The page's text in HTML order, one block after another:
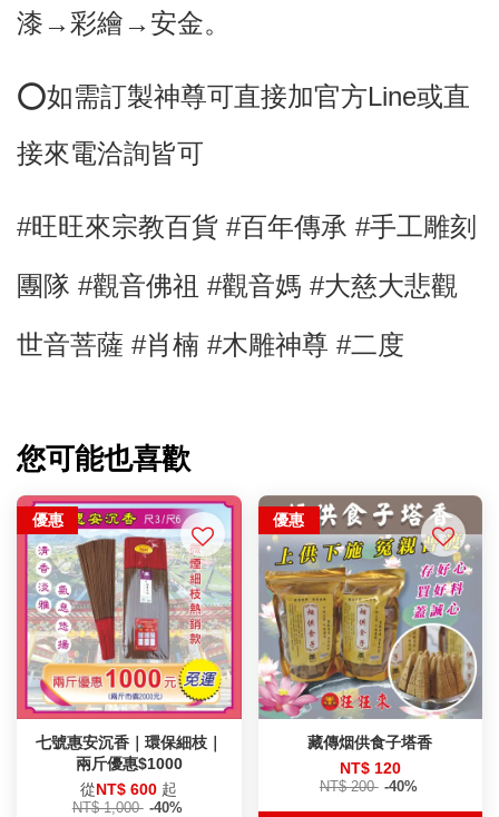
漆→彩繪→安金。
⭕如需訂製神尊可直接加官方Line或直
接來電洽詢皆可
#旺旺來宗教百貨 #百年傳承 #手工雕刻
團隊 #觀音佛祖 #觀音媽 #大慈大悲觀
世音菩薩 #肖楠 #木雕神尊 #二度
您可能也喜歡
優惠
七號惠安沉香｜環保細枝｜
兩斤優惠$1000
從NT$ 600 起
NT$ 1,000 -40%
優惠
藏傳烟供食子塔香
NT$ 120
NT$ 200 -40%